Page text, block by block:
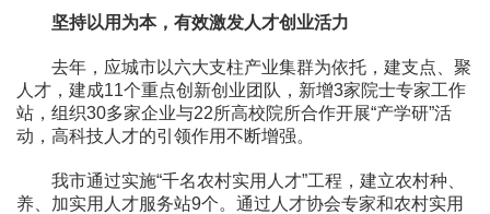
坚持以用为本，有效激发人才创业活力
去年，应城市以六大支柱产业集群为依托，建支点、聚
人才，建成11个重点创新创业团队，新增3家院士专家工作
站，组织30多家企业与22所高校院所合作开展“产学研”活
动，高科技人才的引领作用不断增强。
我市通过实施“千名农村实用人才”工程，建立农村种、
养、加实用人才服务站9个。通过人才协会专家和农村实用